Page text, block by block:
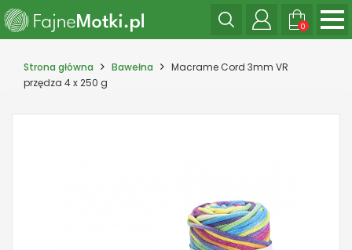
0
Strona główna Bawełna
Macrame Cord 3mm VR
przędza 4 x 250 g